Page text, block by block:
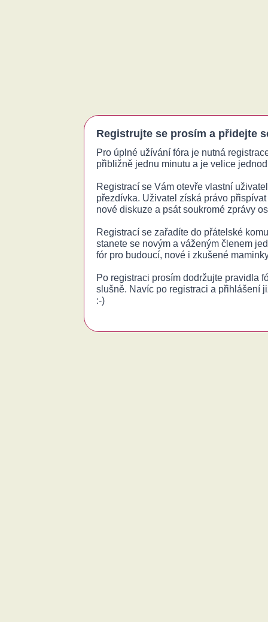
Registrujte se prosím a přidejte
Pro úplné užívání fóra je nutná
přibližně jednu minutu a je velice
Registrací se Vám otevře vlastní
přezdívka. Uživatel získá právo
nové diskuze a psát soukromé zprávy
Registrací se zařadíte do přátelské
stanete se novým a váženým členem
fór pro budoucí, nové i zkušené
Po registraci prosím dodržujte pravidla
slušně. Navíc po registraci a přihlášení
:-)